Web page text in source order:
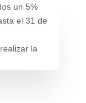
un 5%
el 31 de
la